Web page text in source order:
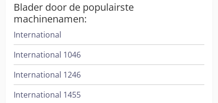
Blader door de populairste
machinenamen:
International
International 1046
International 1246
International 1455